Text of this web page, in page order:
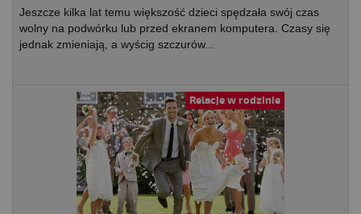
Jeszcze kilka lat temu większość dzieci spędzała swój czas
wolny na podwórku lub przed ekranem komputera. Czasy się
jednak zmieniają, a wyścig szczurów...
Relacje w rodzinie